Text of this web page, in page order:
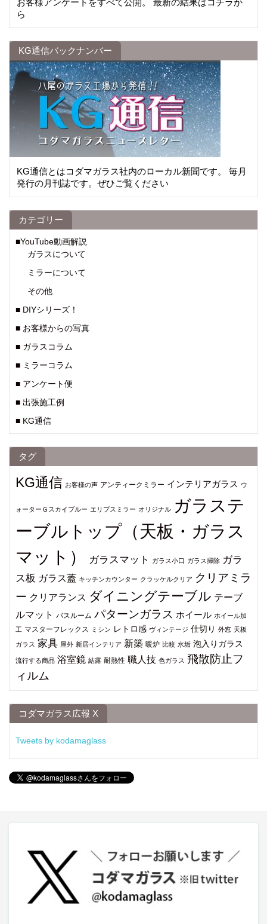
お客様アンケートをすべて公開。 最新の結果はコチラか
ら
KG通信バックナンバー
KG通信とはコダマガラス社内のローカル新聞です。 毎月
発行の月刊誌です。ぜひご覧ください
カテゴリー
■YouTube動画解説
ガラスについて
ミラーについて
その他
■ DIYシリーズ！
■ お客様からの写真
■ ガラスコラム
■ ミラーコラム
■ アンケート便
■ 出張施工例
■ KG通信
タグ
KG通信 お客様の声 アンティークミラー インテリアガラス ウ
ォーターＧスカイブルー エリプスミラー オリジナル ガラステ
ーブルトップ（天板・ガラス
マット）
ガラスマット ガラス小口 ガラス掃除 ガラ
ス板 ガラス蓋 キッチンカウンター クラッケルクリア クリアミラ
ー クリアランス ダイニングテーブル テーブ
ルマット バスルーム パターンガラス ホイール ホイール加
工 マスターフレックス ミシン レトロ感 ヴィンテージ 仕切り 外窓 天板
ガラス 家具 屋外 新居インテリア 新築 暖炉 比較 水垢 泡入りガラス
流行する商品 浴室鏡 結露 耐熱性 職人技 色ガラス 飛散防止フ
ィルム
コダマガラス広報 X
Tweets by kodamaglass